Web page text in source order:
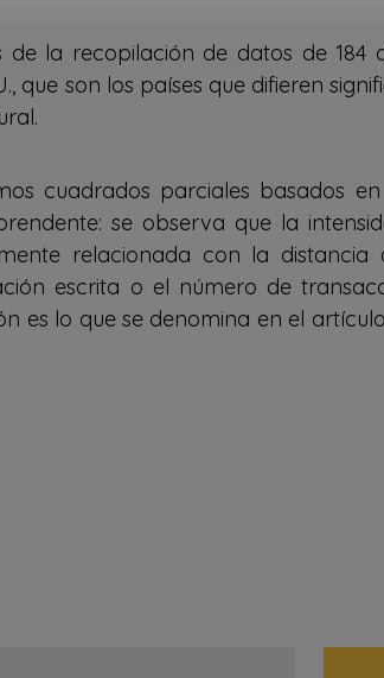
la recopilación de datos de 184
que son los países que difieren
cuadrados parciales basados
se observa que la
relacionada con la
escrita o el número de
es lo que se denomina en el